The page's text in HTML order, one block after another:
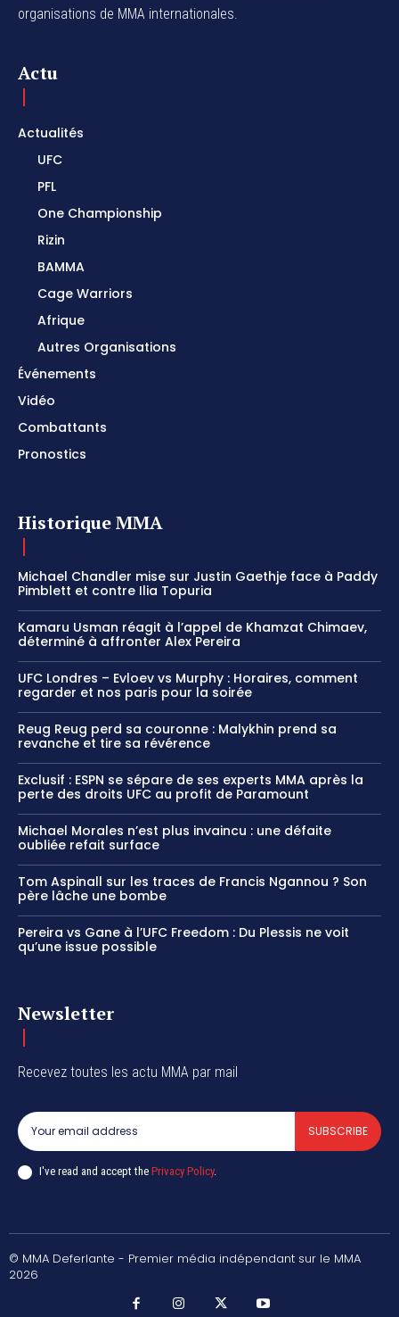
organisations de MMA internationales.
Actu
Actualités
UFC
PFL
One Championship
Rizin
BAMMA
Cage Warriors
Afrique
Autres Organisations
Événements
Vidéo
Combattants
Pronostics
Historique MMA
Michael Chandler mise sur Justin Gaethje face à Paddy
Pimblett et contre Ilia Topuria
Kamaru Usman réagit à l’appel de Khamzat Chimaev,
déterminé à affronter Alex Pereira
UFC Londres – Evloev vs Murphy : Horaires, comment
regarder et nos paris pour la soirée
Reug Reug perd sa couronne : Malykhin prend sa
revanche et tire sa révérence
Exclusif : ESPN se sépare de ses experts MMA après la
perte des droits UFC au profit de Paramount
Michael Morales n’est plus invaincu : une défaite
oubliée refait surface
Tom Aspinall sur les traces de Francis Ngannou ? Son
père lâche une bombe
Pereira vs Gane à l’UFC Freedom : Du Plessis ne voit
qu’une issue possible
Newsletter
Recevez toutes les actu MMA par mail
SUBSCRIBE
I've read and accept the Privacy Policy.
© MMA Deferlante - Premier média indépendant sur le MMA
2026